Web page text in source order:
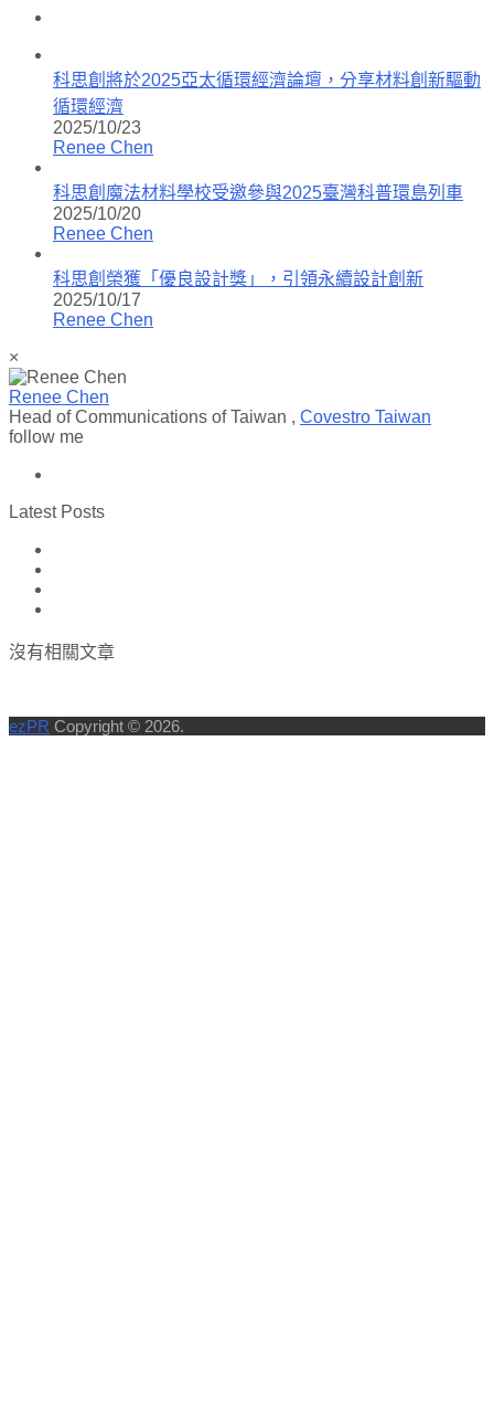
科思創將於2025亞太循環經濟論壇，分享材料創新驅動
循環經濟
2025/10/23
Renee Chen
科思創魔法材料學校受邀參與2025臺灣科普環島列車
2025/10/20
Renee Chen
科思創榮獲「優良設計獎」，引領永續設計創新
2025/10/17
Renee Chen
×
Renee Chen
Head of Communications of Taiwan , Covestro Taiwan
follow me
Latest Posts
沒有相關文章
ezPR Copyright © 2026.